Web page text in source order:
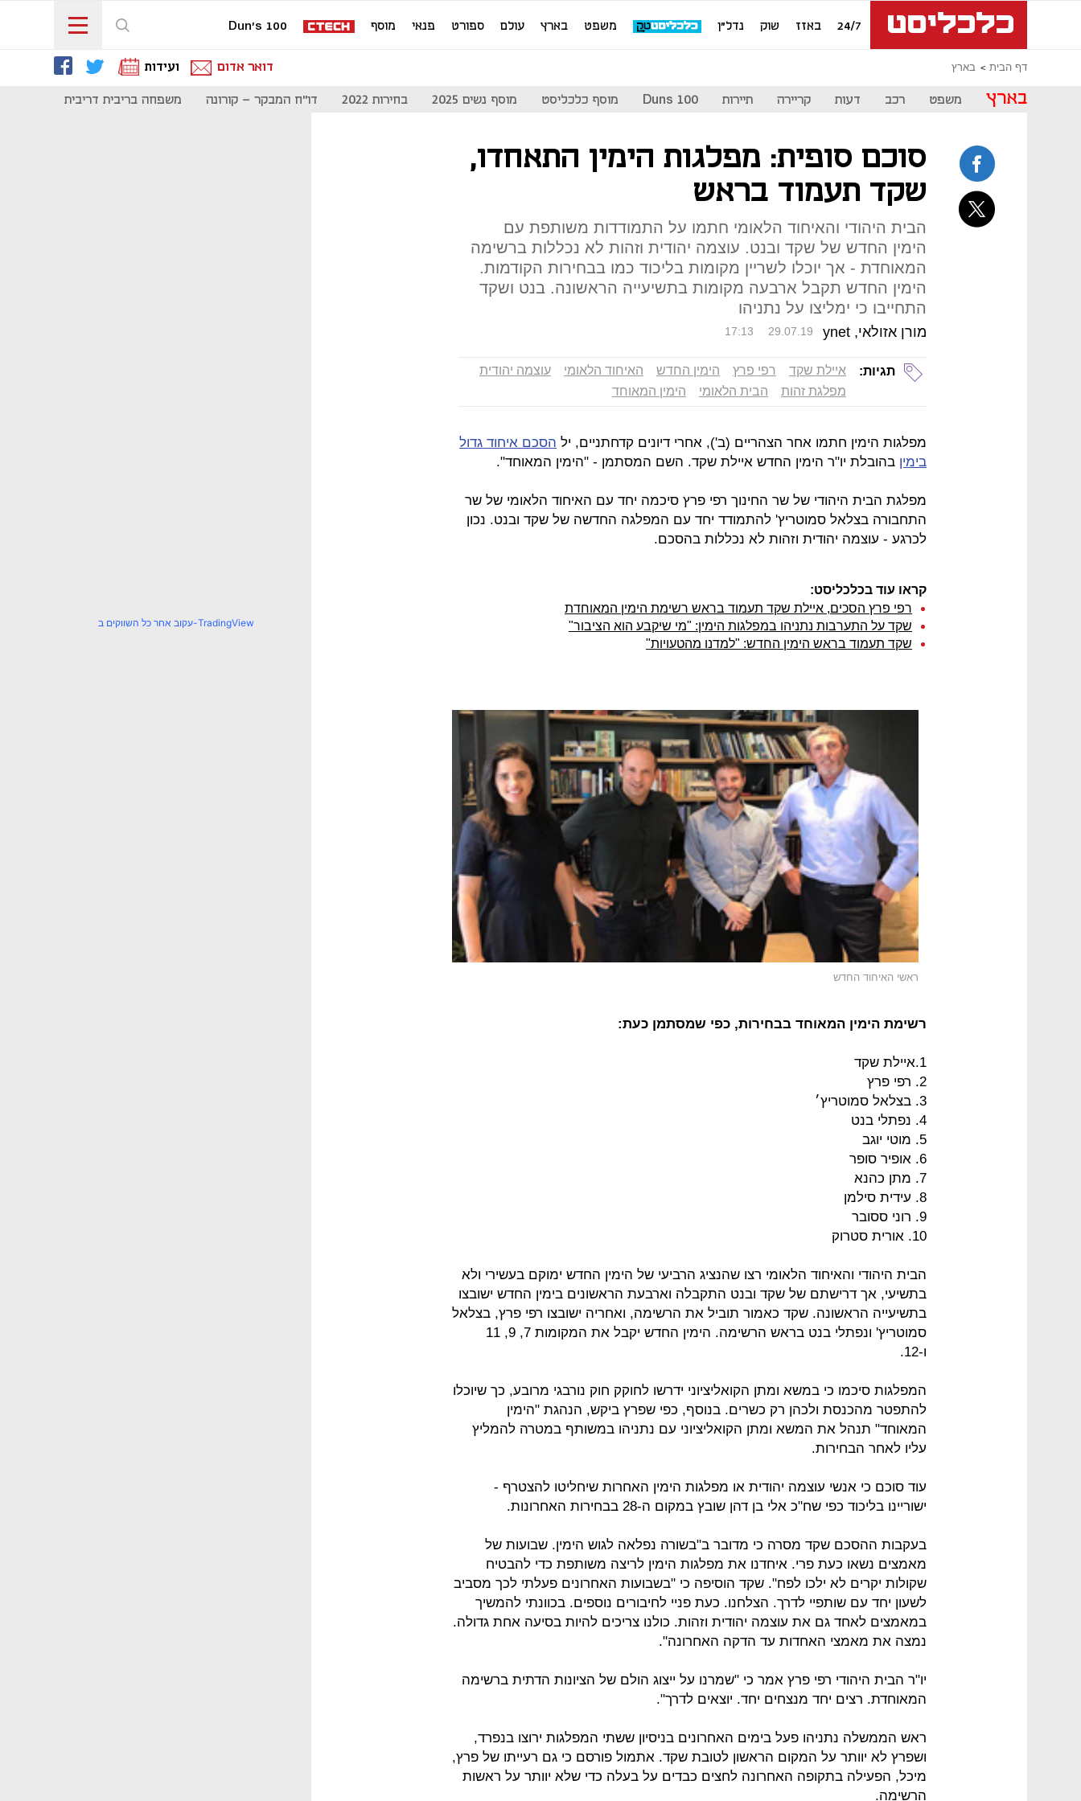
24/7 באזז שוק נדל"ן משפט בארץ עולם ספורט פנאי מוסף Dun's 100
דף הבית בארץ דואר אדום ועידות
בארץ משפט רכב דעות קריירה תיירות Duns 100 מוסף כלכליסט מוסף נשים 2025 בחירות 2022 דו"ח המבקר - קורונה משפחה בריבית דריבית
סוכם סופית: מפלגות הימין התאחדו,
שקד תעמוד בראש
הבית היהודי והאיחוד הלאומי חתמו על התמודדות משותפת עם
הימין החדש של שקד ובנט. עוצמה יהודית וזהות לא נכללות ברשימה
המאוחדת - אך יוכלו לשריין מקומות בליכוד כמו בבחירות הקודמות.
הימין החדש תקבל ארבעה מקומות בתשיעייה הראשונה. בנט ושקד
התחייבו כי ימליצו על נתניהו
מורן אזולאי, ynet 17:13 29.07.19
תגיות: איילת שקד רפי פרץ הימין החדש האיחוד הלאומי
עוצמה יהודית
מפלגת זהות
הבית הלאומי הימין המאוחד
מפלגות הימין חתמו אחר הצהריים (ב'), אחרי דיונים קדחתניים, יל הסכם איחוד גדול
בימין בהובלת יו"ר הימין החדש איילת שקד. השם המסתמן - "הימין המאוחד".
מפלגת הבית היהודי של שר החינוך רפי פרץ סיכמה יחד עם האיחוד הלאומי של שר
התחבורה בצלאל סמוטריץ' להתמודד יחד עם המפלגה החדשה של שקד ובנט. נכון
לכרגע - עוצמה יהודית וזהות לא נכללות בהסכם.
קראו עוד בכלכליסט:
רפי פרץ הסכים, איילת שקד תעמוד בראש רשימת הימין המאוחדת
שקד על התערבות נתניהו במפלגות הימין: "מי שיקבע הוא הציבור"
שקד תעמוד בראש הימין החדש: "למדנו מהטעויות"
ראשי האיחוד החדש
רשימת הימין המאוחד בבחירות, כפי שמסתמן כעת:
1.איילת שקד
הבית היהודי והאיחוד הלאומי רצו שהנציג הרביעי של הימין החדש ימוקם בעשירי ולא
בתשיעי, אך דרישתם של שקד ובנט התקבלה וארבעת הראשונים בימין החדש ישובצו
בתשיעייה הראשונה. שקד כאמור תוביל את הרשימה, ואחריה ישובצו רפי פרץ, בצלאל
סמוטריץ' ונפתלי בנט בראש הרשימה. הימין החדש יקבל את המקומות 7, 9, 11
ו-12.
המפלגות סיכמו כי במשא ומתן הקואליציוני ידרשו לחוקק חוק נורבגי מרובע, כך שיוכלו
להתפטר מהכנסת ולכהן רק כשרים. בנוסף, כפי שפרץ ביקש, הנהגת "הימין
המאוחד" תנהל את המשא ומתן הקואליציוני עם נתניהו במשותף במטרה להמליץ
עליו לאחר הבחירות.
עוד סוכם כי אנשי עוצמה יהודית או מפלגות הימין האחרות שיחליטו להצטרף -
ישוריינו בליכוד כפי שח"כ אלי בן דהן שובץ במקום ה-28 בבחירות האחרונות.
בעקבות ההסכם שקד מסרה כי מדובר ב"בשורה נפלאה לגוש הימין. שבועות של
מאמצים נשאו כעת פרי. איחדנו את מפלגות הימין לריצה משותפת כדי להבטיח
שקולות יקרים לא ילכו לפח". שקד הוסיפה כי "בשבועות האחרונים פעלתי לכך מסביב
לשעון יחד עם שותפיי לדרך. הצלחנו. כעת פניי לחיבורים נוספים. בכוונתי להמשיך
במאמצים לאחד גם את עוצמה יהודית וזהות. כולנו צריכים להיות בסיעה אחת גדולה.
נמצה את מאמצי האחדות עד הדקה האחרונה".
יו"ר הבית היהודי רפי פרץ אמר כי "שמרנו על ייצוג הולם של הציונות הדתית ברשימה
המאוחדת. רצים יחד מנצחים יחד. יוצאים לדרך".
ראש הממשלה נתניהו פעל בימים האחרונים בניסיון ששתי המפלגות ירוצו בנפרד,
ושפרץ לא יוותר על המקום הראשון לטובת שקד. אתמול פורסם כי גם רעייתו של פרץ,
מיכל, הפעילה בתקופה האחרונה לחצים כבדים על בעלה כדי שלא יוותר על ראשות
הרשימה.
עקוב אחר כל השווקים ב-TradingView